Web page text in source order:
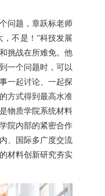
问题，章跃标老师
，不是！”科技发展
挑战在所难免。他
一个问题时，可以
一起讨论、一起探
方式得到最高水准
物质学院系统材料
院内部的紧密合作
、国际多广度交流
材料创新研究夯实